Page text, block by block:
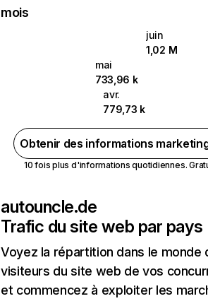
mois
juin
1,02 M
mai
733,96 k
avr.
779,73 k
Obtenir des informations
10 fois plus d'informations quotidiennes.
autouncle.de
Trafic du site web par pays
Voyez la répartition dans le monde
visiteurs du site web de vos
et commencez à exploiter les